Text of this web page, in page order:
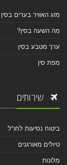
מזג האוויר בערים בסין
מה השעה בסין?
ערך מטבע בסין
מפת סין
שירותים
ביטוח נסיעות לחו"ל
טיולים מאורגנים
מלונות